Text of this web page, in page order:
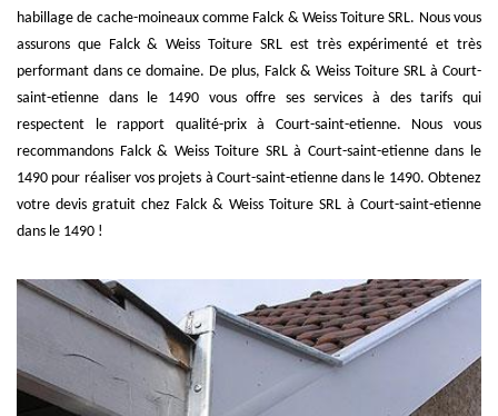
habillage de cache-moineaux comme Falck & Weiss Toiture SRL. Nous vous
assurons que Falck & Weiss Toiture SRL est très expérimenté et très
performant dans ce domaine. De plus, Falck & Weiss Toiture SRL à Court-
saint-etienne dans le 1490 vous offre ses services à des tarifs qui
respectent le rapport qualité-prix à Court-saint-etienne. Nous vous
recommandons Falck & Weiss Toiture SRL à Court-saint-etienne dans le
1490 pour réaliser vos projets à Court-saint-etienne dans le 1490. Obtenez
votre devis gratuit chez Falck & Weiss Toiture SRL à Court-saint-etienne
dans le 1490 !